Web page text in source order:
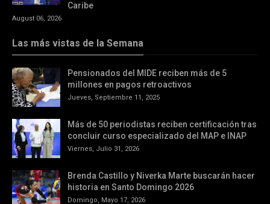
Caribe
August 06, 2026
Las más vistas de la Semana
Pensionados del MIDE reciben más de 5
millones en pagos retroactivos
Jueves, Septiembre 11, 2025
Más de 50 periodistas reciben certificación tras
concluir curso especializado del MAP e INAP
Viernes, Julio 31, 2026
Brenda Castillo y Niverka Marte buscarán hacer
historia en Santo Domingo 2026
Domingo, Mayo 17, 2026